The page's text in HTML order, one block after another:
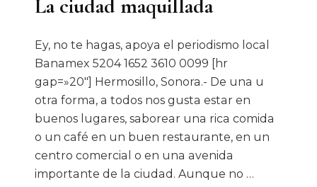
La ciudad maquillada
Ey, no te hagas, apoya el periodismo local
Banamex 5204 1652 3610 0099 [hr
gap=»20″] Hermosillo, Sonora.- De una u
otra forma, a todos nos gusta estar en
buenos lugares, saborear una rica comida
o un café en un buen restaurante, en un
centro comercial o en una avenida
importante de la ciudad. Aunque no …